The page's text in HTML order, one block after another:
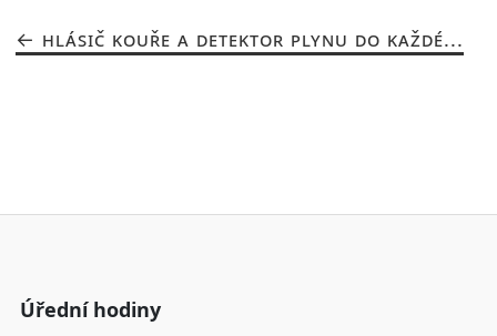
HLÁSIČ KOUŘE A DETEKTOR PLYNU DO KAŽDÉ...
Úřední hodiny